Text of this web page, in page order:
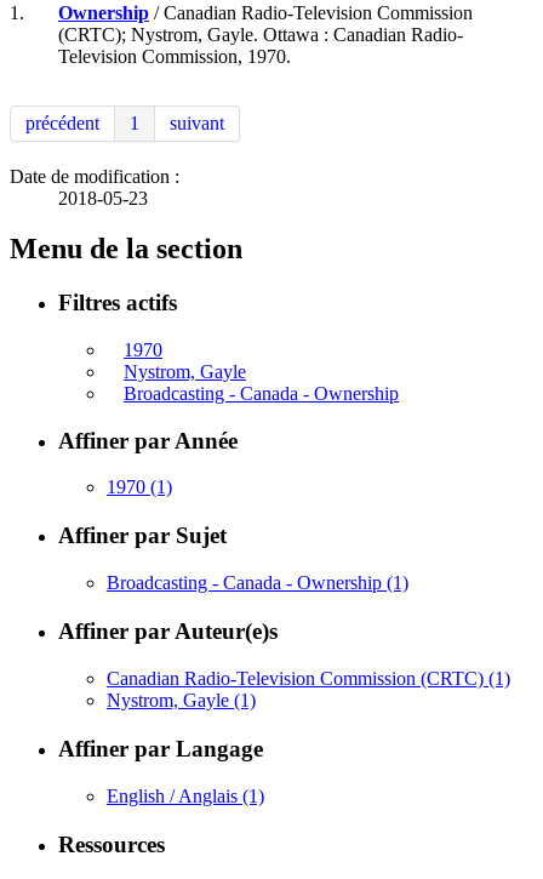
1. Ownership / Canadian Radio-Television Commission
(CRTC); Nystrom, Gayle. Ottawa : Canadian Radio-
Television Commission, 1970.
précédent 1 suivant
Date de modification :
2018-05-23
Menu de la section
Filtres actifs
1970
Nystrom, Gayle
Broadcasting - Canada - Ownership
Affiner par Année
1970 (1)
Affiner par Sujet
Broadcasting - Canada - Ownership (1)
Affiner par Auteur(e)s
Canadian Radio-Television Commission (CRTC) (1)
Nystrom, Gayle (1)
Affiner par Langage
English / Anglais (1)
Ressources